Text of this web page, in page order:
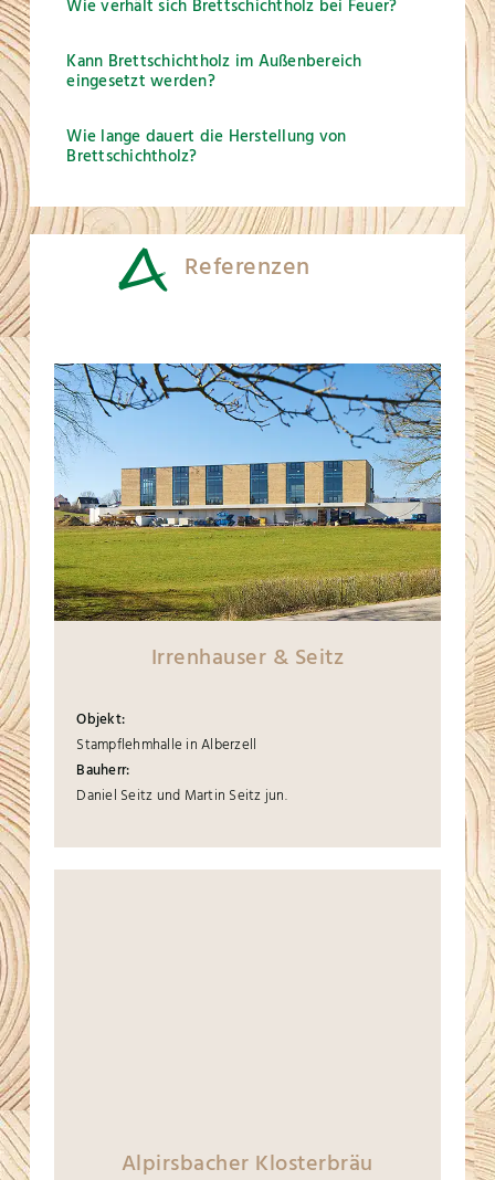
Wie verhält sich Brettschichtholz bei Feuer?
Kann Brettschichtholz im Außenbereich
eingesetzt werden?
Wie lange dauert die Herstellung von
Brettschichtholz?
Referenzen
Irrenhauser & Seitz
Objekt:
Stampflehmhalle in Alberzell
Bauherr:
Daniel Seitz und Martin Seitz jun.
Alpirsbacher Klosterbräu